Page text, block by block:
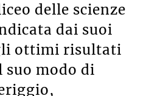
delle scienze
dai suoi
ottimi risultati
suo modo di